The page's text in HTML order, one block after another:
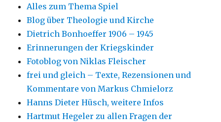
Alles zum Thema Spiel
Blog über Theologie und Kirche
Dietrich Bonhoeffer 1906 – 1945
Erinnerungen der Kriegskinder
Fotoblog von Niklas Fleischer
frei und gleich – Texte, Rezensionen und
Kommentare von Markus Chmielorz
Hanns Dieter Hüsch, weitere Infos
Hartmut Hegeler zu allen Fragen der